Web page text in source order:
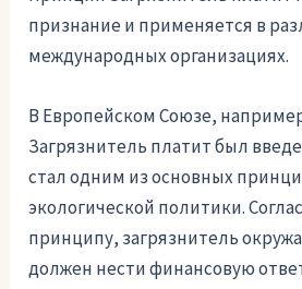
признание и применяется в
международных организациях.
В Европейском Союзе,
Загрязнитель платит был
стал одним из основных
экологической политики.
принципу, загрязнитель
должен нести финансовую